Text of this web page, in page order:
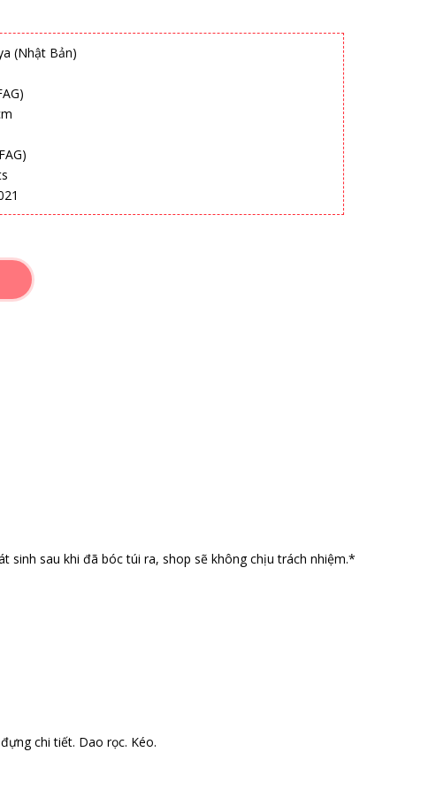
(Nhật Bản)
sinh sau khi đã bóc túi ra, shop sẽ không chịu trách nhiệm.*
chi tiết. Dao rọc. Kéo.